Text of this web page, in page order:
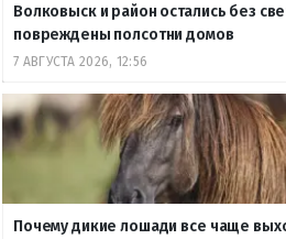
Волковыск и район остались без
повреждены полсотни домов
7 АВГУСТА 2026, 12:56
Почему дикие лошади все чаще